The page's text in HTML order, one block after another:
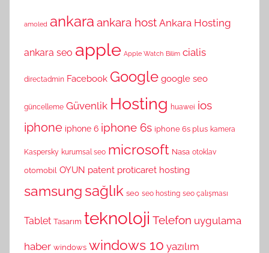
amoled ankara ankara host Ankara Hosting
ankara seo apple Apple Watch Bilim cialis
directadmin Facebook Google google seo
güncelleme Güvenlik Hosting huawei ios
iphone iphone 6 iphone 6s iphone 6s plus kamera
Kaspersky kurumsal seo microsoft Nasa otoklav
otomobil OYUN patent proticaret hosting
samsung sağlık seo seo hosting seo çalışması
Tablet Tasarım teknoloji Telefon uygulama
haber windows windows 10 yazılım